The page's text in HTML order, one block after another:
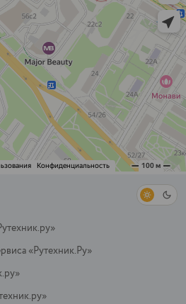
«Рутехник.Ру»